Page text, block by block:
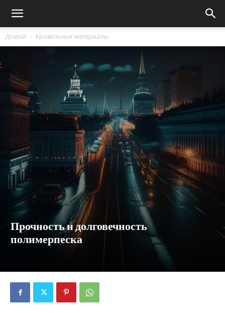
Домой Кровельные материалы
Прочность и долговечность
полимерпеска